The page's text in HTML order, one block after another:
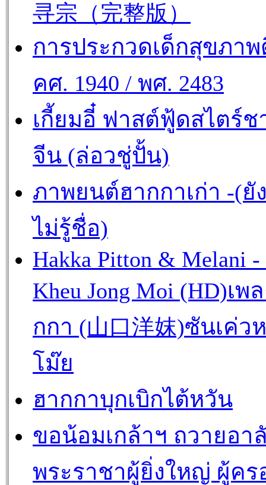
寻宗（完整版）
การประกวดเด็กสุขภา
คศ. 1940 / พศ. 2483
เกี้ยมอี๋ ฟาสต์ฟู้ดสไตร์ช
จีน (ล่อวชู่ปั้น)
ภาพยนต์ฮากกาเก่า -(ยั
ไม่รู้ชื่อ)
Hakka Pitton & Melani -
Kheu Jong Moi (HD)เพ
กกา (山口洋妺)ซันเค่ว
โม๊ย
ฮากกาบุกเบิกไต้หวัน
ขอน้อมเกล้าฯ ถวายอา
พระราชาผู้ยิ่งใหญ่ ผู้คร